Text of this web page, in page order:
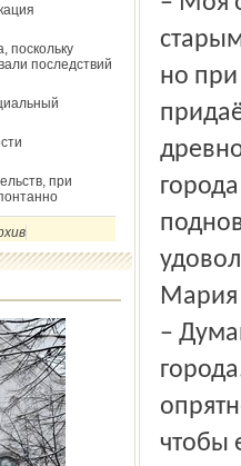
поскольку
последствий
при
но
Мария
–
чтобы